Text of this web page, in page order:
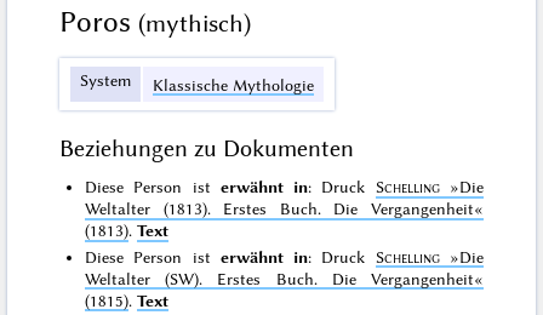
Poros (mythisch)
System Klassische Mythologie
Beziehungen zu Dokumenten
Diese Person ist erwähnt in: Druck Schelling »Die
Weltalter (1813). Erstes Buch. Die Vergangenheit«
(1813).Text
Diese Person ist erwähnt in: Druck Schelling »Die
Weltalter (SW). Erstes Buch. Die Vergangenheit«
(1815).Text